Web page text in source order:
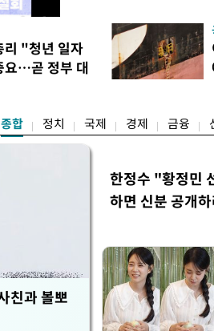
리 "청년 일자
요…곧 정부 대
종합 정치 국제 경제 금융
친과 볼뽀
한정수 "황정민
하면 신분 공개